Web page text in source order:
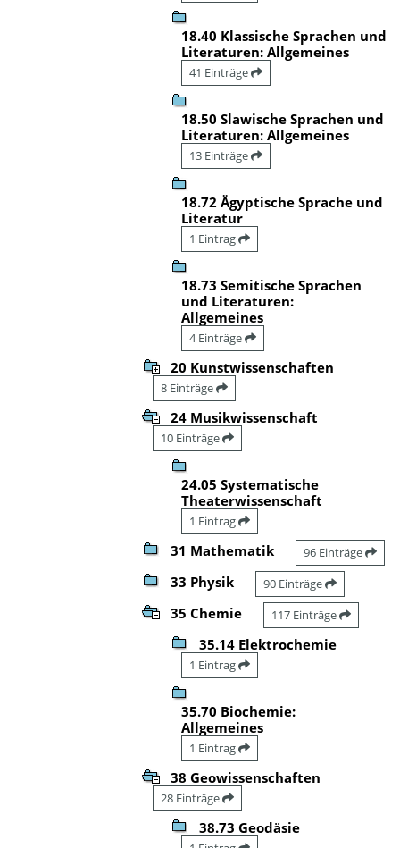
18.40 Klassische Sprachen und
Literaturen: Allgemeines
41 Einträge
18.50 Slawische Sprachen und
Literaturen: Allgemeines
13 Einträge
18.72 Ägyptische Sprache und
Literatur
1 Eintrag
18.73 Semitische Sprachen
und Literaturen:
Allgemeines
4 Einträge
20 Kunstwissenschaften
8 Einträge
24 Musikwissenschaft
10 Einträge
24.05 Systematische
Theaterwissenschaft
1 Eintrag
31 Mathematik 96 Einträge
33 Physik 90 Einträge
35 Chemie 117 Einträge
35.14 Elektrochemie
1 Eintrag
35.70 Biochemie:
Allgemeines
1 Eintrag
38 Geowissenschaften
28 Einträge
38.73 Geodäsie